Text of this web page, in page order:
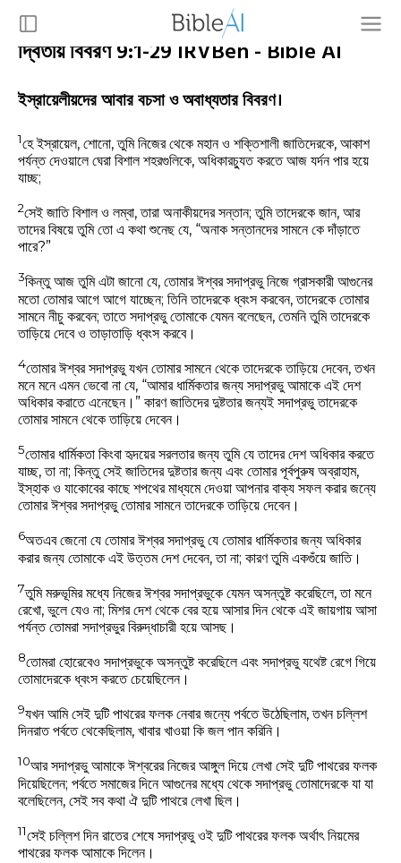
দ্বিতীয় বিবরণ 9:1-29 IRVBen - Bible AI
ইস্রায়েলীয়দের আবার বচসা ও অবাধ্যতার বিবরণ।
1হে ইস্রায়েল, শোনো, তুমি নিজের থেকে মহান ও শক্তিশালী জাতিদেরকে, আকাশ
পর্যন্ত দেওয়ালে ঘেরা বিশাল শহরগুলিকে, অধিকারচ্যুত করতে আজ যর্দন পার হয়ে
যাচ্ছ;
2সেই জাতি বিশাল ও লম্বা, তারা অনাকীয়দের সন্তান; তুমি তাদেরকে জান, আর
তাদের বিষয়ে তুমি তো এ কথা শুনেছ যে, “অনাক সন্তানদের সামনে কে দাঁড়াতে
পারে?”
3কিন্তু আজ তুমি এটা জানো যে, তোমার ঈশ্বর সদাপ্রভু নিজে গ্রাসকারী আগুনের
মতো তোমার আগে আগে যাচ্ছেন; তিনি তাদেরকে ধ্বংস করবেন, তাদেরকে তোমার
সামনে নীচু করবেন; তাতে সদাপ্রভু তোমাকে যেমন বলেছেন, তেমনি তুমি তাদেরকে
তাড়িয়ে দেবে ও তাড়াতাড়ি ধ্বংস করবে।
4তোমার ঈশ্বর সদাপ্রভু যখন তোমার সামনে থেকে তাদেরকে তাড়িয়ে দেবেন, তখন
মনে মনে এমন ভেবো না যে, “আমার ধার্মিকতার জন্য সদাপ্রভু আমাকে এই দেশ
অধিকার করাতে এনেছেন।” কারণ জাতিদের দুষ্টতার জন্যই সদাপ্রভু তাদেরকে
তোমার সামনে থেকে তাড়িয়ে দেবেন।
5তোমার ধার্মিকতা কিংবা হৃদয়ের সরলতার জন্য তুমি যে তাদের দেশ অধিকার করতে
যাচ্ছ, তা না; কিন্তু সেই জাতিদের দুষ্টতার জন্য এবং তোমার পূর্বপুরুষ অব্রাহাম,
ইস্‌হাক ও যাকোবের কাছে শপথের মাধ্যমে দেওয়া আপনার বাক্য সফল করার জন্যে
তোমার ঈশ্বর সদাপ্রভু তোমার সামনে তাদেরকে তাড়িয়ে দেবেন।
6অতএব জেনো যে তোমার ঈশ্বর সদাপ্রভু যে তোমার ধার্মিকতার জন্য অধিকার
করার জন্য তোমাকে এই উত্তম দেশ দেবেন, তা না; কারণ তুমি একগুঁয়ে জাতি।
7তুমি মরুভূমির মধ্যে নিজের ঈশ্বর সদাপ্রভুকে যেমন অসন্তুষ্ট করেছিলে, তা মনে
রেখো, ভুলে যেও না; মিশর দেশ থেকে বের হয়ে আসার দিন থেকে এই জায়গায় আসা
পর্যন্ত তোমরা সদাপ্রভুর বিরুদ্ধাচারী হয়ে আসছ।
8তোমরা হোরেবেও সদাপ্রভুকে অসন্তুষ্ট করেছিলে এবং সদাপ্রভু যথেষ্ট রেগে গিয়ে
তোমাদেরকে ধ্বংস করতে চেয়েছিলেন।
9যখন আমি সেই দুটি পাথরের ফলক নেবার জন্যে পর্বতে উঠেছিলাম, তখন চল্লিশ
দিনরাত পর্বতে থেকেছিলাম, খাবার খাওয়া কি জল পান করিনি।
10আর সদাপ্রভু আমাকে ঈশ্বরের নিজের আঙ্গুল দিয়ে লেখা সেই দুটি পাথরের ফলক
দিয়েছিলেন; পর্বতে সমাজের দিনে আগুনের মধ্যে থেকে সদাপ্রভু তোমাদেরকে যা যা
বলেছিলেন, সেই সব কথা ঐ দুটি পাথরে লেখা ছিল।
11সেই চল্লিশ দিন রাতের শেষে সদাপ্রভু ওই দুটি পাথরের ফলক অর্থাৎ নিয়মের
পাথরের ফলক আমাকে দিলেন।